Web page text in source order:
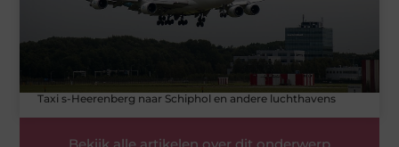
Taxi s-Heerenberg naar Schiphol en andere luchthavens